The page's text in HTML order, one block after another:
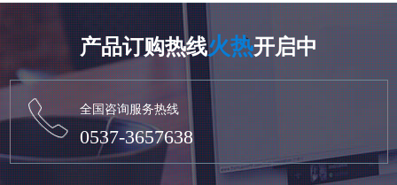
产品订购热线火热开启中
全国咨询服务热线
0537-3657638